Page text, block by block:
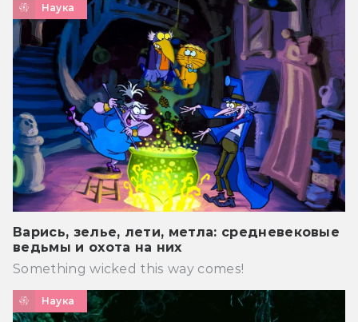
Наука
Варись, зелье, лети, метла: средневековые
ведьмы и охота на них
Something wicked this way comes!
Наука